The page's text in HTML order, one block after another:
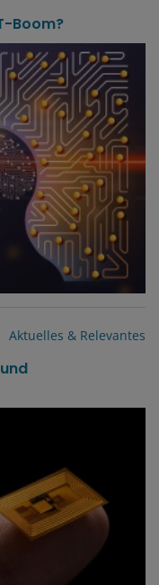
Boom?
Aktuelles & Relevantes